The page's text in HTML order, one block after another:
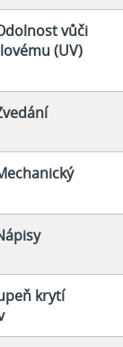
vůči
(UV)
krytí